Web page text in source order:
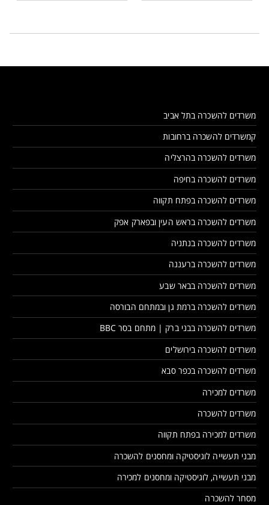
משרדים להשכרה בתל אביב
קמשרדים להשכרה ברחובות
משרדים להשכרה בהרצליה
משרדים להשכרה בחיפה
משרדים להשכרה בפתח תקווה
משרדים להשכרה בראש העין ובפארק אפק
משרדים להשכרה בנתניה
משרדים להשכרה ברעננה
משרדים להשכרה בבאר שבע
משרדים להשכרה ברמת גן ובמתחם הבורסה
משרדים להשכרה בבני ברק | מתחם בסר BBC
משרדים להשכרה בירושלים
משרדים להשכרה בכפר סבא
משרדים למכירה
משרדים להשכרה
משרדים למכירה בפתח תקווה
מבני תעשייה לוגיסטיקה ומחסנים להשכרה
מבני תעשייה, לוגיסטיקה ומחסנים למכירה
מסחר להשכרה